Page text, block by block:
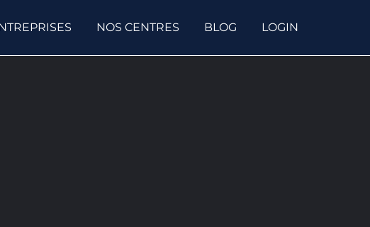
NOS CENTRES BLOG LOGIN